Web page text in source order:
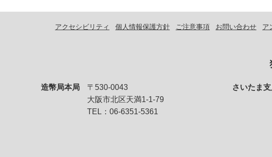
アクセシビリティ 個人情報保護方針 ご注意事項 お問い合わせ ア
造幣局本局
〒530-0043
大阪市北区天満1-1-79
TEL：06-6351-5361
さいたま